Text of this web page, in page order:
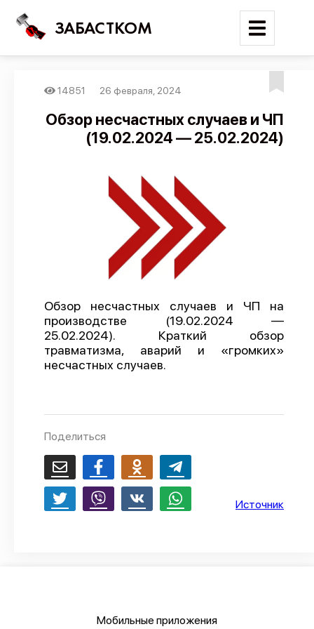
ЗАБАСТКОМ
Поиск
Карта событий
Трудовые конфликты
Отчеты
Предложить публикацию
API
О проекте
Политика конфиденциальности
14851 26 февраля, 2024
Обзор несчастных случаев и ЧП
(19.02.2024 — 25.02.2024)
Обзор несчастных случаев и ЧП на
производстве (19.02.2024 —
25.02.2024). Краткий обзор
травматизма, аварий и «громких»
несчастных случаев.
Поделиться
Источник
Мобильные приложения